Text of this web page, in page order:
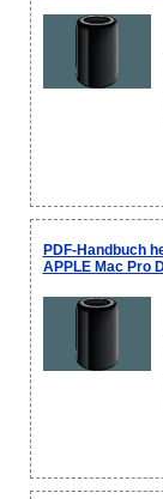
PDF-Handbuch
APPLE Mac Pro